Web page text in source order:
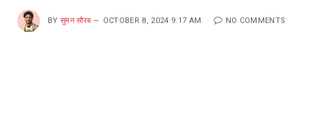
BY सुमन सौरब OCTOBER 8, 2024 9:17 AM NO COMMENTS